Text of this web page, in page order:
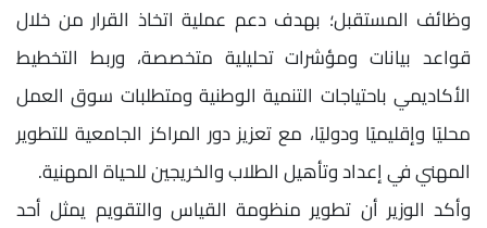
وظائف المستقبل؛ بهدف دعم عملية اتخاذ القرار من خلال
قواعد بيانات ومؤشرات تحليلية متخصصة، وربط التخطيط
الأكاديمي باحتياجات التنمية الوطنية ومتطلبات سوق العمل
محليًا وإقليميًا ودوليًا، مع تعزيز دور المراكز الجامعية للتطوير
المهني في إعداد وتأهيل الطلاب والخريجين للحياة المهنية.
وأكد الوزير أن تطوير منظومة القياس والتقويم يمثل أحد